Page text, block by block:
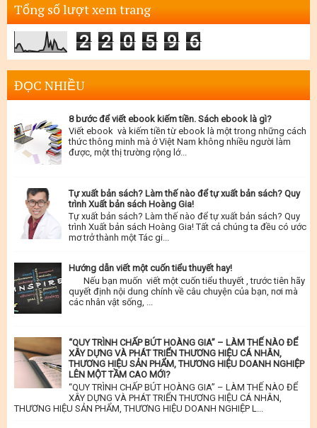
Tổng số lượt xem trang
2 2 0 5 9 6
ĐỌC NHIỀU
8 bước để viết ebook kiếm tiền. Sách ebook là gì?
Viết ebook và kiếm tiền từ ebook là một trong những cách
thức thông minh mà ở Việt Nam không nhiều người làm
được, một thị trường rộng lớ...
Tự xuất bản sách? Làm thế nào để tự xuất bản sách? Quy
trình Xuất bản sách Hoàng Gia!
Tự xuất bản sách? Làm thế nào để tự xuất bản sách? Quy
trình Xuất bản sách Hoàng Gia! Tất cả chúng ta đều có ước
mơ trở thành một Tác gi...
Hướng dẫn viết một cuốn tiểu thuyết hay!
Nếu bạn muốn viết một cuốn tiểu thuyết , trước tiên hãy
quyết định nội dung chính về câu chuyện của bạn, nơi mà
các nhân vật sống, ...
“QUY TRÌNH CHẤP BÚT HOÀNG GIA” – LÀM THẾ NÀO ĐỂ
XÂY DỰNG VÀ PHÁT TRIỂN THƯƠNG HIỆU CÁ NHÂN,
THƯƠNG HIỆU SẢN PHẨM, THƯƠNG HIỆU DOANH NGHIỆP
LÊN MỘT TẦM CAO MỚI?
“QUY TRÌNH CHẤP BÚT HOÀNG GIA” – LÀM THẾ NÀO ĐỂ
XÂY DỰNG VÀ PHÁT TRIỂN THƯƠNG HIỆU CÁ NHÂN,
THƯƠNG HIỆU SẢN PHẨM, THƯƠNG HIỆU DOANH NGHIỆP L...